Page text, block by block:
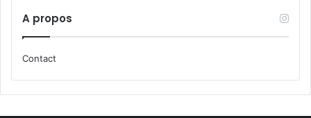
A propos
Contact